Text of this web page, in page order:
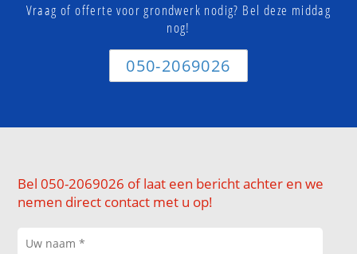
Vraag of offerte voor grondwerk nodig? Bel deze middag
nog!
050-2069026
Bel 050-2069026 of laat een bericht achter en we
nemen direct contact met u op!